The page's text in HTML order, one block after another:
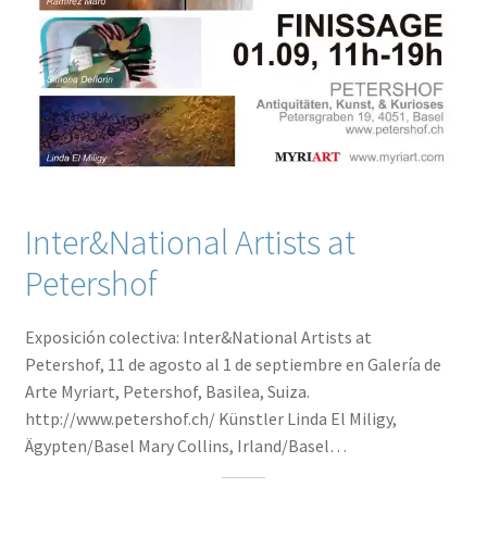
Inter&National Artists at
Petershof
Exposición colectiva: Inter&National Artists at
Petershof, 11 de agosto al 1 de septiembre en Galería de
Arte Myriart, Petershof, Basilea, Suiza.
http://www.petershof.ch/ Künstler Linda El Miligy,
Ägypten/Basel Mary Collins, Irland/Basel…